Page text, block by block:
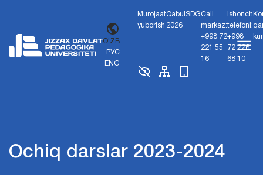
O'ZB
РУС
ENG
Murojaat
yuborish
Qabul
2026
SDGCall
markaz:
+998 72
221 55
16
Ishonch
telefoni:
+998
72 226
68 10
Ochiq darslar 2023-2024